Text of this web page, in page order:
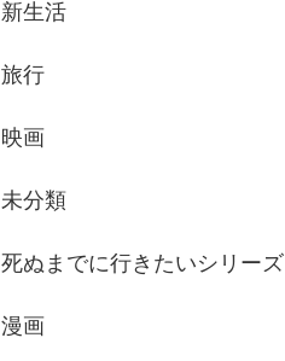
新生活
旅行
映画
未分類
死ぬまでに行きたいシリーズ
漫画